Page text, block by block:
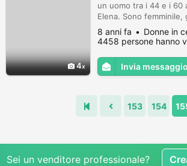
4
un uomo tra i 44 e i 60
Elena. Sono
educata, bella,
vita è un grande
conoscere altre
l'arte, il balletto, il
musica e un bicchiere
8 anni fa
Donne in
4458 persone hanno
Invia messaggio
153 154
Sei un venditore professionale?